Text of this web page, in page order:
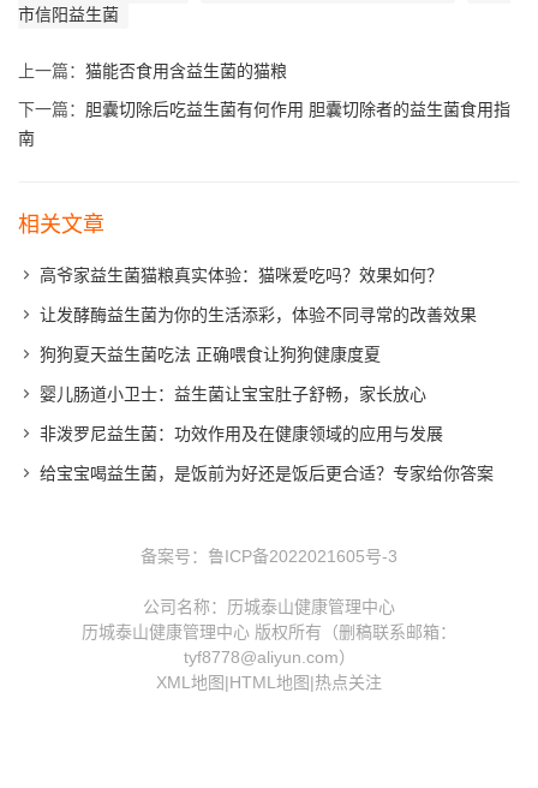
市信阳益生菌
上一篇： 猫能否食用含益生菌的猫粮
下一篇： 胆囊切除后吃益生菌有何作用 胆囊切除者的益生菌食用指
南
相关文章
高爷家益生菌猫粮真实体验：猫咪爱吃吗？效果如何？
让发酵酶益生菌为你的生活添彩，体验不同寻常的改善效果
狗狗夏天益生菌吃法 正确喂食让狗狗健康度夏
婴儿肠道小卫士：益生菌让宝宝肚子舒畅，家长放心
非泼罗尼益生菌：功效作用及在健康领域的应用与发展
给宝宝喝益生菌，是饭前为好还是饭后更合适？专家给你答案
备案号： 鲁ICP备2022021605号-3
公司名称：历城泰山健康管理中心
历城泰山健康管理中心 版权所有（删稿联系邮箱：
tyf8778@aliyun.com）
XML地图|HTML地图|热点关注